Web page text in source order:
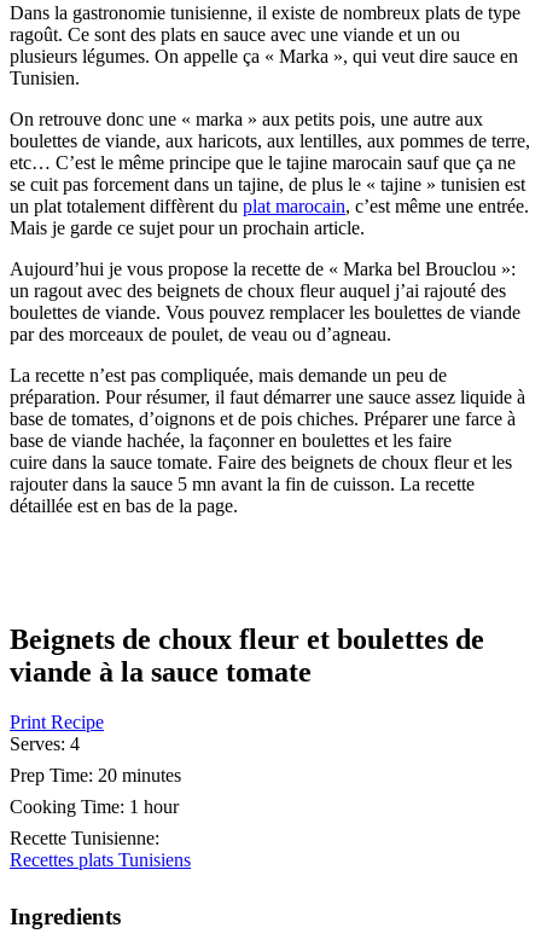
Dans la gastronomie tunisienne, il existe de nombreux plats de type
ragoût. Ce sont des plats en sauce avec une viande et un ou
plusieurs légumes. On appelle ça « Marka », qui veut dire sauce en
Tunisien.
On retrouve donc une « marka » aux petits pois, une autre aux
boulettes de viande, aux haricots, aux lentilles, aux pommes de terre,
etc… C’est le même principe que le tajine marocain sauf que ça ne
se cuit pas forcement dans un tajine, de plus le « tajine » tunisien est
un plat totalement diffèrent du plat marocain, c’est même une entrée.
Mais je garde ce sujet pour un prochain article.
Aujourd’hui je vous propose la recette de « Marka bel Brouclou »:
un ragout avec des beignets de choux fleur auquel j’ai rajouté des
boulettes de viande. Vous pouvez remplacer les boulettes de viande
par des morceaux de poulet, de veau ou d’agneau.
La recette n’est pas compliquée, mais demande un peu de
préparation. Pour résumer, il faut démarrer une sauce assez liquide à
base de tomates, d’oignons et de pois chiches. Préparer une farce à
base de viande hachée, la façonner en boulettes et les faire
cuire dans la sauce tomate. Faire des beignets de choux fleur et les
rajouter dans la sauce 5 mn avant la fin de cuisson. La recette
détaillée est en bas de la page.
Beignets de choux fleur et boulettes de
viande à la sauce tomate
Print Recipe
Serves: 4
Prep Time: 20 minutes
Cooking Time: 1 hour
Recette Tunisienne:
Recettes plats Tunisiens
Ingredients